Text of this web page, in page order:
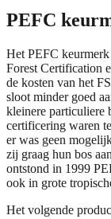
PEFC
Het PEFC
Forest Certification
de kosten van het
sloot minder goed
kleinere particuliere
certificering waren
er was geen
zij graag hun bos
ontstond in 1999
ook in grote
Het volgende